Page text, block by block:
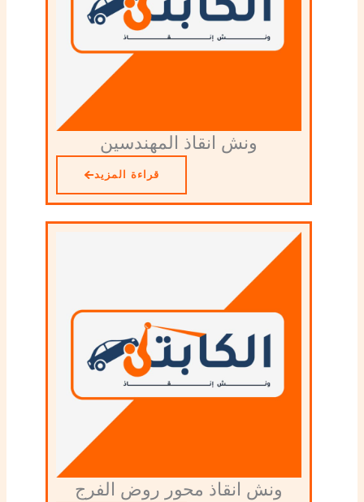
ونش انقاذ المهندسين
قراءة المزيد
ونش انقاذ محور روض الفرج